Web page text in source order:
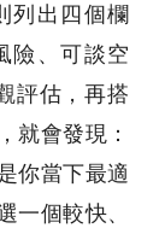
列出四個欄
險、可談空
評估，再搭
就會發現：
你當下最適
一個較快、